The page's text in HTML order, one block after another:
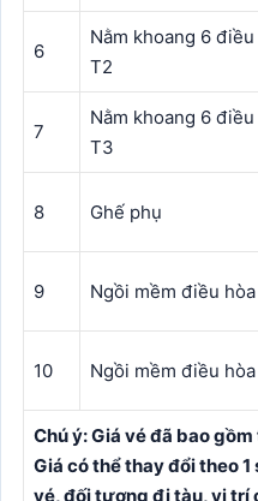
6
Nằm khoang 6
T2
7
Nằm khoang 6
T3
8 Ghế phụ
9 Ngồi mềm điều hòa
10 Ngồi mềm điều hòa
Chú ý: Giá vé đã bao
Giá có thể thay đổi theo
vé, đối tượng đi tàu, vị trí